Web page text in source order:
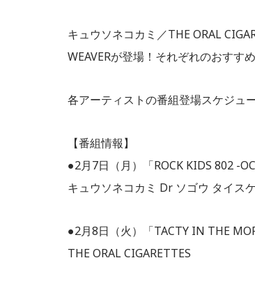
キュウソネコカミ／THE ORAL
WEAVERが登場！それぞれのおすす
各アーティストの番組登場スケジュ
【番組情報】
●2月7日（月）「ROCK KIDS 802 -
キュウソネコカミ Dr ソゴウ タイスケ
●2月8日（火）「TACTY IN THE
THE ORAL CIGARETTES